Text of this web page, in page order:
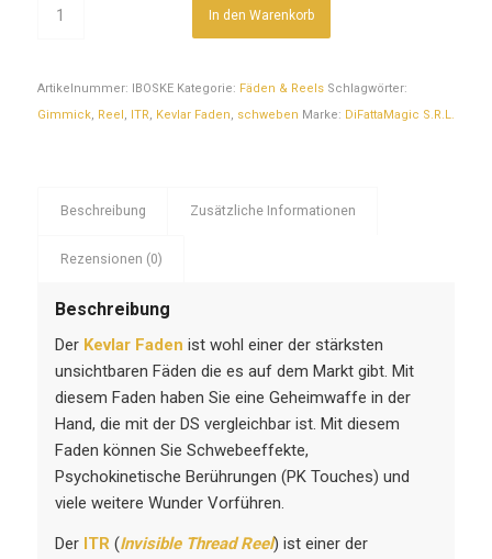
In den Warenkorb
Artikelnummer: IBOSKE Kategorie: Fäden & Reels Schlagwörter:
Gimmick, Reel, ITR, Kevlar Faden, schweben Marke: DiFattaMagic S.R.L.
Beschreibung Zusätzliche Informationen
Rezensionen (0)
Beschreibung
Der Kevlar Faden ist wohl einer der stärksten
unsichtbaren Fäden die es auf dem Markt gibt. Mit
diesem Faden haben Sie eine Geheimwaffe in der
Hand, die mit der DS vergleichbar ist. Mit diesem
Faden können Sie Schwebeeffekte,
Psychokinetische Berührungen (PK Touches) und
viele weitere Wunder Vorführen.
Der ITR(Invisible Thread Reel) ist einer der